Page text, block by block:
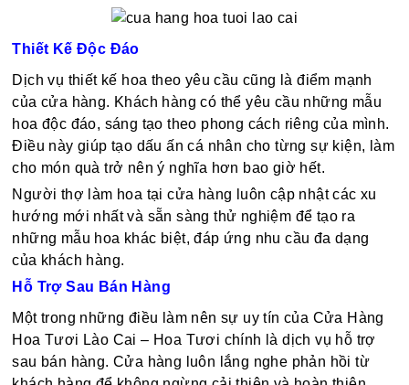
Thiết Kế Độc Đáo
Dịch vụ thiết kế hoa theo yêu cầu cũng là điểm mạnh
của cửa hàng. Khách hàng có thể yêu cầu những mẫu
hoa độc đáo, sáng tạo theo phong cách riêng của mình.
Điều này giúp tạo dấu ấn cá nhân cho từng sự kiện, làm
cho món quà trở nên ý nghĩa hơn bao giờ hết.
Người thợ làm hoa tại cửa hàng luôn cập nhật các xu
hướng mới nhất và sẵn sàng thử nghiệm để tạo ra
những mẫu hoa khác biệt, đáp ứng nhu cầu đa dạng
của khách hàng.
Hỗ Trợ Sau Bán Hàng
Một trong những điều làm nên sự uy tín của Cửa Hàng
Hoa Tươi Lào Cai – Hoa Tươi chính là dịch vụ hỗ trợ
sau bán hàng. Cửa hàng luôn lắng nghe phản hồi từ